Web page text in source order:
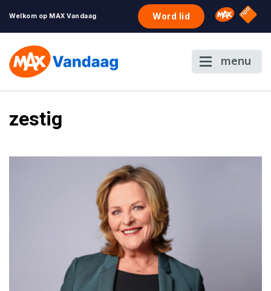
Welkom op MAX Vandaag Word lid Omroep
NPO
menu
zestig